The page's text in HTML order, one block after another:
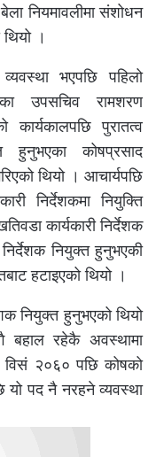
नियमावलीमा संशोधन
थियो ।
भएपछि पहिलो
उपसचिव रामशरण
कार्यकालपछि पुरातत्व
हुनुभएका कोषप्रसाद
थियो । आचार्यपछि
निर्देशकमा नियुक्ति
कार्यकारी निर्देशक
नियुक्त हुनुभएकी
हटाइएको थियो ।
नियुक्त हुनुभएको थियो
बहाल रहेकै अवस्थामा
विसं २०६० पछि कोषको
यो पद नै नरहने व्यवस्था